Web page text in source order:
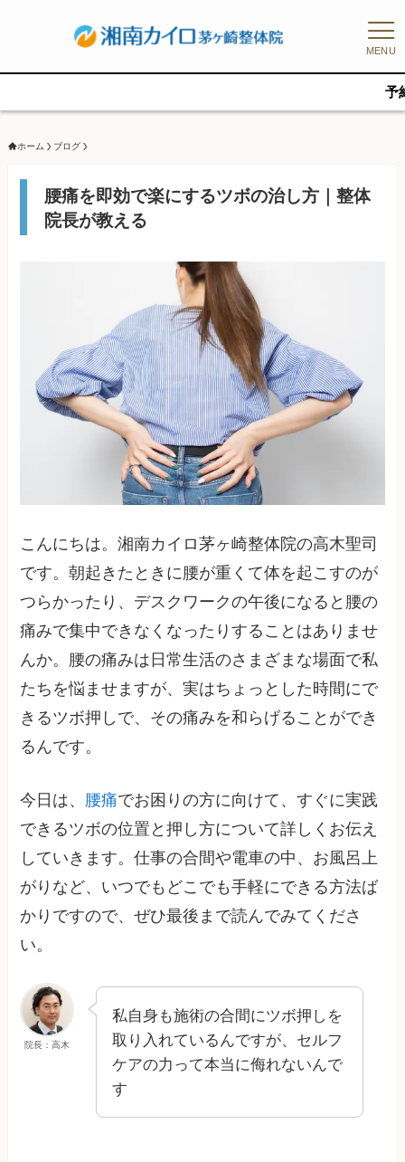
MENU
予約枠に限
ホーム ブログ
腰痛を即効で楽にするツボの治し方｜整体
院長が教える
こんにちは。湘南カイロ茅ヶ崎整体院の高木聖司
です。朝起きたときに腰が重くて体を起こすのが
つらかったり、デスクワークの午後になると腰の
痛みで集中できなくなったりすることはありませ
んか。腰の痛みは日常生活のさまざまな場面で私
たちを悩ませますが、実はちょっとした時間にで
きるツボ押しで、その痛みを和らげることができ
るんです。
今日は、 腰痛でお困りの方に向けて、すぐに実践
できるツボの位置と押し方について詳しくお伝え
していきます。仕事の合間や電車の中、お風呂上
がりなど、いつでもどこでも手軽にできる方法ば
かりですので、ぜひ最後まで読んでみてくださ
い。
院長：高木
私自身も施術の合間にツボ押しを
取り入れているんですが、セルフ
ケアの力って本当に侮れないんで
す